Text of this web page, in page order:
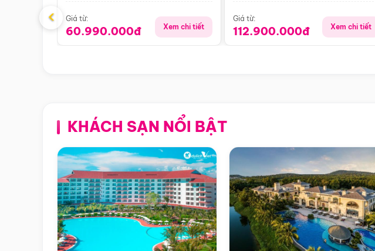
Giá từ:
60.990.000đ Xem chi tiết
Giá từ:
112.900.000đ Xem chi tiết
‹
KHÁCH SẠN NỔI BẬT